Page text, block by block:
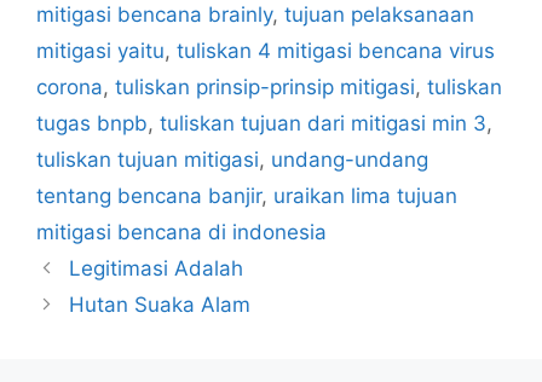
mitigasi bencana brainly, tujuan pelaksanaan
mitigasi yaitu, tuliskan 4 mitigasi bencana virus
corona, tuliskan prinsip-prinsip mitigasi, tuliskan
tugas bnpb, tuliskan tujuan dari mitigasi min 3,
tuliskan tujuan mitigasi, undang-undang
tentang bencana banjir, uraikan lima tujuan
mitigasi bencana di indonesia
Legitimasi Adalah
Hutan Suaka Alam